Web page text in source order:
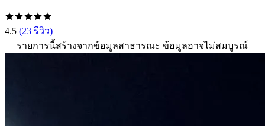
4.5 (23 รีวิว)
รายการนี้สร้างจากข้อมูลสาธารณะ ข้อมูลอาจไม่สมบูรณ์